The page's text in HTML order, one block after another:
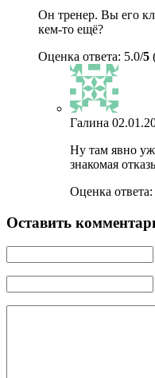
Он тренер. Вы его
кем-то ещё?
Оценка ответа: 5.0/5
Галина
Ну там явно
знакомая
Оценка
Оставить